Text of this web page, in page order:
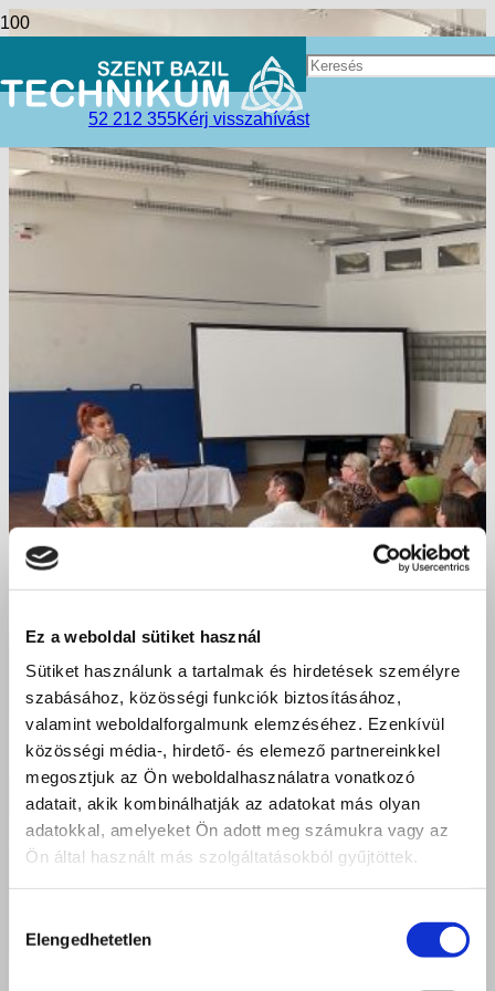
Ez a weboldal sütiket használ
Sütiket használunk a tartalmak és hirdetések személyre
szabásához, közösségi funkciók biztosításához,
valamint weboldalforgalmunk elemzéséhez. Ezenkívül
közösségi média-, hirdető- és elemező partnereinkkel
megosztjuk az Ön weboldalhasználatra vonatkozó
adatait, akik kombinálhatják az adatokat más olyan
adatokkal, amelyeket Ön adott meg számukra vagy az
Ön által használt más szolgáltatásokból gyűjtöttek.
kiválasztása
Elengedhetetlen
52 212 355Kérj visszahívást